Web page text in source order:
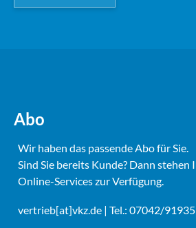
Abo
Wir haben das passende Abo für Sie.
Sind Sie bereits Kunde? Dann stehen
Online-Services zur Verfügung.
vertrieb[at]vkz.de | Tel.: 07042/91935